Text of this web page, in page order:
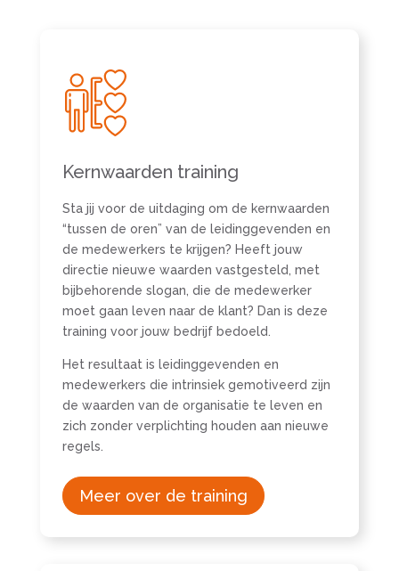
Kernwaarden training
Sta jij voor de uitdaging om de kernwaarden
“tussen de oren” van de leidinggevenden en
de medewerkers te krijgen? Heeft jouw
directie nieuwe waarden vastgesteld, met
bijbehorende slogan, die de medewerker
moet gaan leven naar de klant? Dan is deze
training voor jouw bedrijf bedoeld.
Het resultaat is leidinggevenden en
medewerkers die intrinsiek gemotiveerd zijn
de waarden van de organisatie te leven en
zich zonder verplichting houden aan nieuwe
regels.
Meer over de training